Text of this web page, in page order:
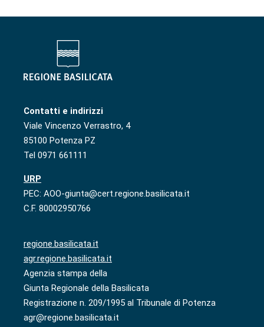
Contatti e indirizzi
Viale Vincenzo Verrastro, 4
85100 Potenza PZ
Tel 0971 661111
URP
PEC: AOO-giunta@cert.regione.basilicata.it
C.F. 80002950766
regione.basilicata.it
agr.regione.basilicata.it
Agenzia stampa della
Giunta Regionale della Basilicata
Registrazione n. 209/1995 al Tribunale di Potenza
agr@regione.basilicata.it